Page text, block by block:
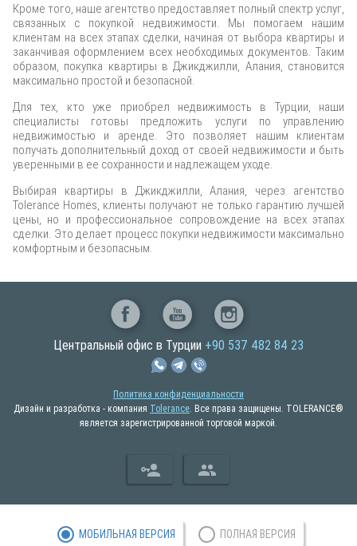
Кроме того, наше агентство предоставляет полный спектр услуг,
связанных с покупкой недвижимости. Мы помогаем нашим
клиентам на всех этапах сделки, начиная от выбора квартиры и
заканчивая оформлением всех необходимых документов. Таким
образом, покупка квартиры в Джикджилли, Алания, становится
максимально простой и безопасной.
Для тех, кто уже приобрел недвижимость в Турции, наши
специалисты готовы предложить услуги по управлению
недвижимостью и аренде. Это позволяет нашим клиентам
получать дополнительный доход от своей недвижимости и быть
уверенными в ее сохранности и надлежащем уходе.
Выбирая квартиры в Джикджилли, Алания, через агентство
Tolerance Homes, клиенты получают не только гарантию лучшей
цены, но и профессиональное сопровождение на всех этапах
сделки. Это делает процесс покупки недвижимости максимально
комфортным и безопасным.
Центральный офис в Турции +90 537 482 84 23
Политика конфиденциальности
Дизайн и разработка - компания Tolerance . Все права защищены. TOLERANCE®
является зарегистрированной торговой маркой.
МОБИЛЬНАЯ ВЕРСИЯ ПОЛНАЯ ВЕРСИЯ